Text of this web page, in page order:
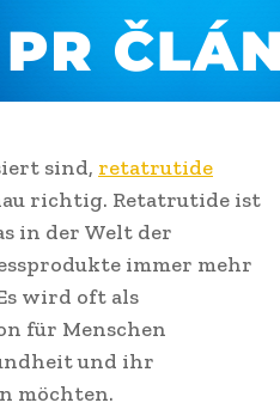
sind, retatrutide
richtig. Retatrutide ist
in der Welt der
immer mehr
wird oft als
für Menschen
und ihr
möchten.